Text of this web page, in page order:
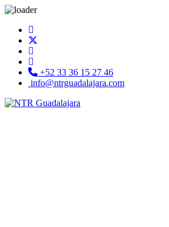
+52 33 36 15 27 46
info@ntrguadalajara.com